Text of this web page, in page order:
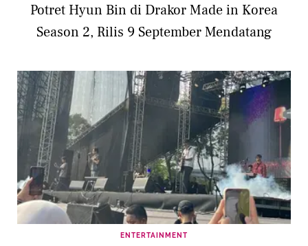
Potret Hyun Bin di Drakor Made in Korea
Season 2, Rilis 9 September Mendatang
ENTERTAINMENT